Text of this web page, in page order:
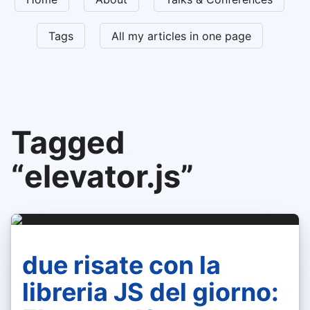
Tags All my articles in one page
Tagged
“elevator.js”
due risate con la
libreria JS del giorno: